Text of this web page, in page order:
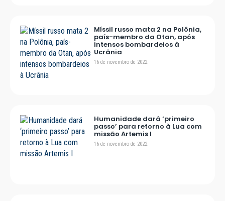
Míssil russo mata 2 na Polônia,
país-membro da Otan, após
intensos bombardeios à
Ucrânia
16 de novembro de 2022
Humanidade dará ‘primeiro
passo’ para retorno à Lua com
missão Artemis I
16 de novembro de 2022